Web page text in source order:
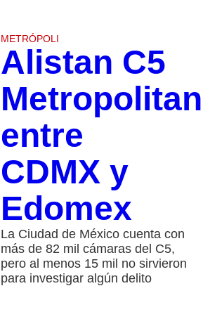
METRÓPOLI
Alistan C5
entre
CDMX y
Edomex
La Ciudad de México cuenta con
más de 82 mil cámaras del C5,
pero al menos 15 mil no sirvieron
para investigar algún delito